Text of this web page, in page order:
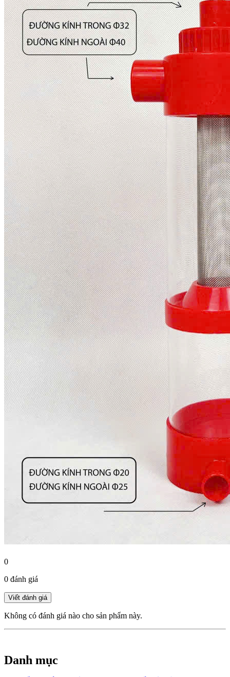
0
0 đánh giá
Không có đánh giá nào cho sản phẩm này.
Danh mục